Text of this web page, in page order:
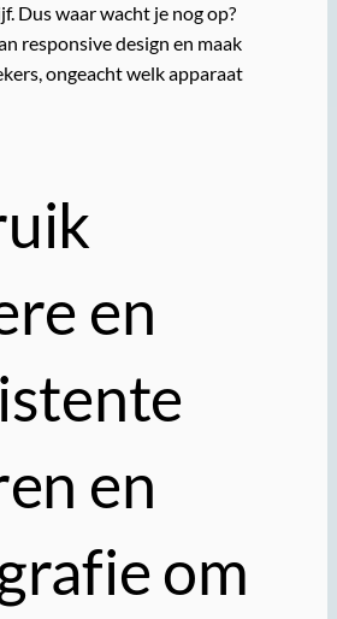
Dus waar wacht je nog op?
responsive design en maak
ongeacht welk apparaat
en
en
om